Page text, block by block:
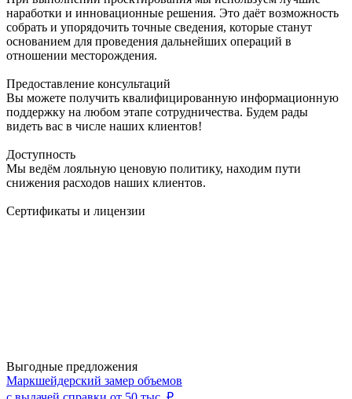
наработки и инновационные решения. Это даёт возможность
собрать и упорядочить точные сведения, которые станут
основанием для проведения дальнейших операций в
отношении месторождения.
Предоставление консультаций
Вы можете получить квалифицированную информационную
поддержку на любом этапе сотрудничества. Будем рады
видеть вас в числе наших клиентов!
Доступность
Мы ведём лояльную ценовую политику, находим пути
снижения расходов наших клиентов.
Сертификаты и лицензии
Выгодные предложения
Маркшейдерский замер объемов